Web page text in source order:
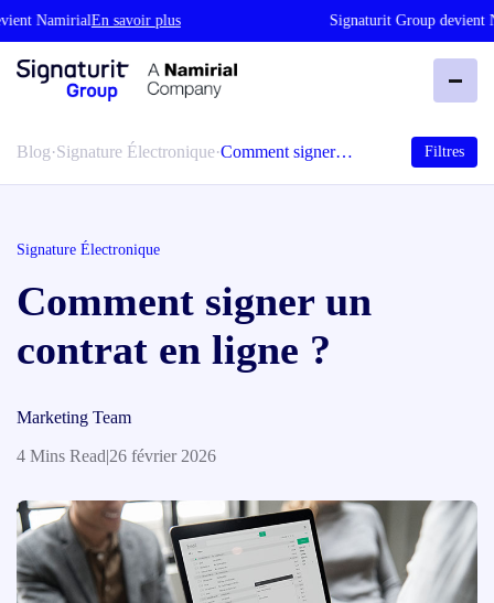
NamirialEn savoir plus Signaturit Group devient
Blog·Signature Électronique·Comment signer… Filtres
Signature Électronique
Comment signer un
contrat en ligne ?
Marketing Team
4 Mins Read|26 février 2026